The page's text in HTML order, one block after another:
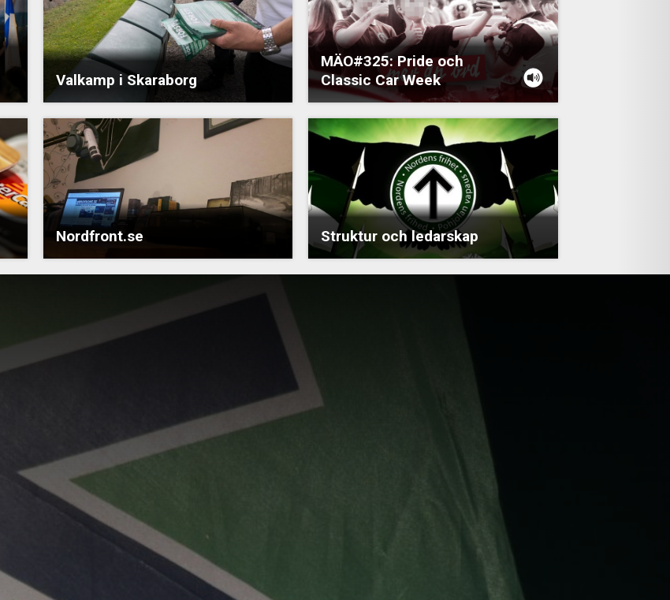
Valkamp i Skaraborg
MÄO#325: Pride och
Classic Car Week
Nordfront.se Struktur och ledarskap